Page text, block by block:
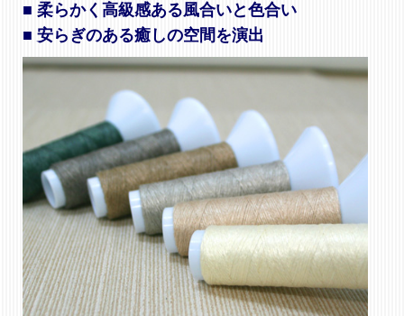
■ 柔らかく高級感ある風合いと色合い
■ 安らぎのある癒しの空間を演出